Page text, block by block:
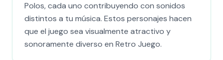
Polos, cada uno contribuyendo con sonidos
distintos a tu música. Estos personajes hacen
que el juego sea visualmente atractivo y
sonoramente diverso en Retro Juego.